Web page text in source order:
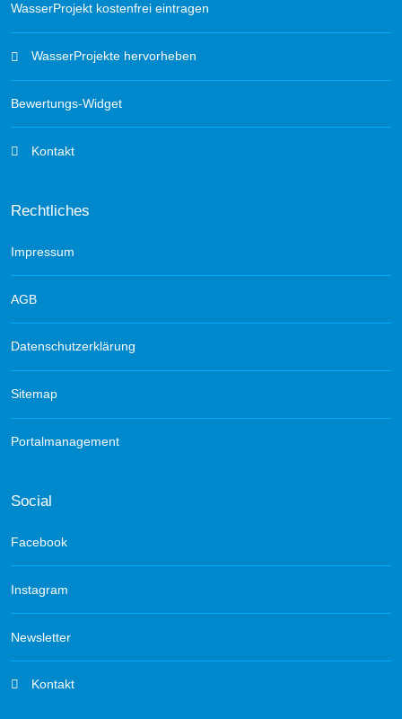
WasserProjekt kostenfrei eintragen
WasserProjekte hervorheben
Bewertungs-Widget
Kontakt
Rechtliches
Impressum
AGB
Datenschutzerklärung
Sitemap
Portalmanagement
Social
Facebook
Instagram
Newsletter
Kontakt